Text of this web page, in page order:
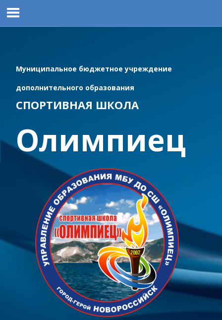
Перейти
Муниципальное бюджетное учреждение
дополнительного образования
СПОРТИВНАЯ ШКОЛА
Олимпиец